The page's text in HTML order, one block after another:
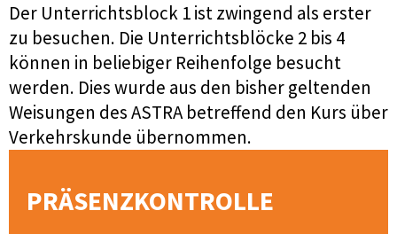
Der Unterrichtsblock 1 ist zwingend als erster
zu besuchen. Die Unterrichtsblöcke 2 bis 4
können in beliebiger Reihenfolge besucht
werden. Dies wurde aus den bisher geltenden
Weisungen des ASTRA betreffend den Kurs über
Verkehrskunde übernommen.
PRÄSENZKONTROLLE